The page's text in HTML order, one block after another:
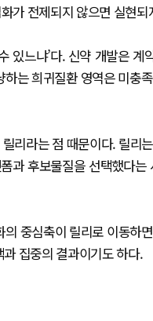
가 전제되지 않으면 실현되
있느냐’다. 신약 개발은
는 희귀질환 영역은 미충
리라는 점 때문이다. 릴리
과 후보물질을 선택했다
중심축이 릴리로 이동하
집중의 결과이기도 하다.